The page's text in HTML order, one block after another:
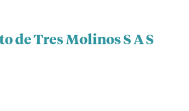
de Tres Molinos S A S